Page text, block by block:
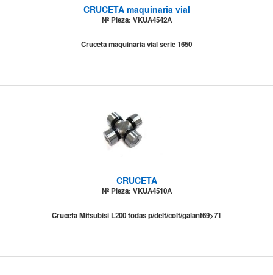
CRUCETA maquinaria vial
Nº Pieza: VKUA4542A
Cruceta maquinaria vial serie 1650
CRUCETA
Nº Pieza: VKUA4510A
Cruceta Mitsubisi L200 todas p/delt/colt/galant69>71